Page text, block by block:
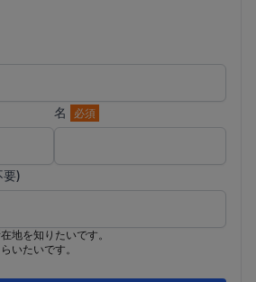
名 必須
要)
地を知りたいです。
いたいです。